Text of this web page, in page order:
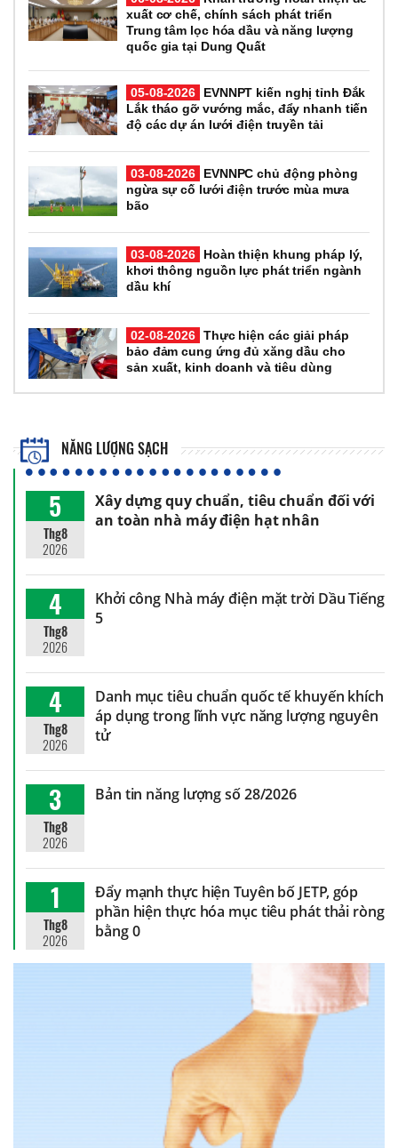
xuất cơ chế, chính sách phát triển
Trung tâm lọc hóa dầu và năng lượng
quốc gia tại Dung Quất
05-08-2026
EVNNPT kiến nghị tỉnh Đắk
Lắk tháo gỡ vướng mắc, đẩy nhanh tiến
độ các dự án lưới điện truyền tải
03-08-2026
EVNNPC chủ động phòng
ngừa sự cố lưới điện trước mùa mưa
bão
03-08-2026
Hoàn thiện khung pháp lý,
khơi thông nguồn lực phát triển ngành
dầu khí
02-08-2026 Thực hiện các giải pháp
bảo đảm cung ứng đủ xăng dầu cho
sản xuất, kinh doanh và tiêu dùng
NĂNG LƯỢNG SẠCH
5
Thg8
2026
Xây dựng quy chuẩn, tiêu chuẩn đối với
an toàn nhà máy điện hạt nhân
4
Thg8
2026
Khởi công Nhà máy điện mặt trời Dầu Tiếng
5
4
Thg8
2026
Danh mục tiêu chuẩn quốc tế khuyến khích
áp dụng trong lĩnh vực năng lượng nguyên
tử
3
Thg8
2026
Bản tin năng lượng số 28/2026
1
Thg8
2026
Đẩy mạnh thực hiện Tuyên bố JETP, góp
phần hiện thực hóa mục tiêu phát thải ròng
bằng 0